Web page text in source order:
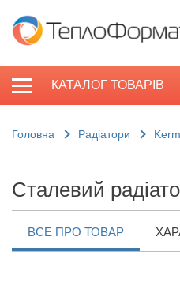
КАТАЛОГ ТОВАРІВ
Головна Радіатори
Сталевий
ВСЕ ПРО ТОВАР